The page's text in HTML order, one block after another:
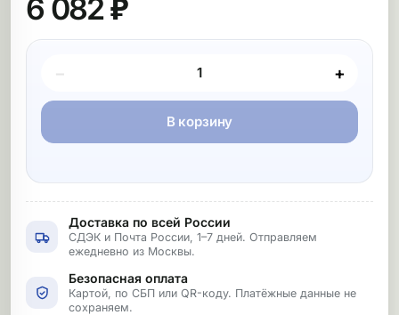
6 082 ₽
Покупка товара
− +
В корзину
Доставка по всей России
СДЭК и Почта России, 1–7 дней. Отправляем
ежедневно из Москвы.
Безопасная оплата
Картой, по СБП или QR-коду. Платёжные данные не
сохраняем.